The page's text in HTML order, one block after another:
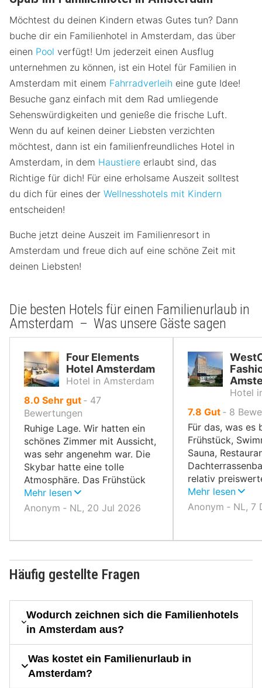
Möchtest du deinen Kindern etwas Gutes tun? Dann
buche dir ein Familienhotel in Amsterdam, das über
einen Pool verfügt! Um jederzeit einen Ausflug
unternehmen zu können, ist ein Hotel für Familien in
Amsterdam mit einem Fahrradverleih eine gute Idee!
Besuche ganz einfach mit dem Rad umliegende
Sehenswürdigkeiten und genieße die frische Luft.
Wenn du auf keinen deiner Liebsten verzichten
möchtest, dann ist ein familienfreundliches Hotel in
Amsterdam, in dem Haustiere erlaubt sind, das
Richtige für dich! Für eine erholsame Auszeit solltest
du dich für eines der Wellnesshotels mit Kindern
entscheiden!
Buche jetzt deine Auszeit im Familienresort in
Amsterdam und freue dich auf eine schöne Zeit mit
deinen Liebsten!
Die besten Hotels für einen Familienurlaub in
Amsterdam – Was unsere Gäste sagen
Four Elements
Hotel Amsterdam
Hotel in Amsterdam
8.0von
10,
Sehr gut ‐ 47
Bewertungen
Ruhige Lage. Wir hatten ein
schönes Zimmer mit Aussicht,
was sehr angenehm war. Die
Skybar hatte eine tolle
Atmosphäre. Das Frühstück
war ebenfalls gut.
Mehr lesen
Anonym ‐ NL, 20 Jul 2026
Hotel
7.8 von
10,
Gut ‐ 8
Für das, was es
Frühstück,
Sauna,
relativ
Zimmer sind
Mehr lesen
Anonym ‐ NL, 7
Häufig gestellte Fragen
Wodurch zeichnen sich die Familienhotels
in Amsterdam aus?
Was kostet ein Familienurlaub in
Amsterdam?